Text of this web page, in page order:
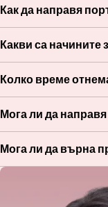
Как да направя
Какви са начините
Колко време
Мога ли да
Мога ли да върна